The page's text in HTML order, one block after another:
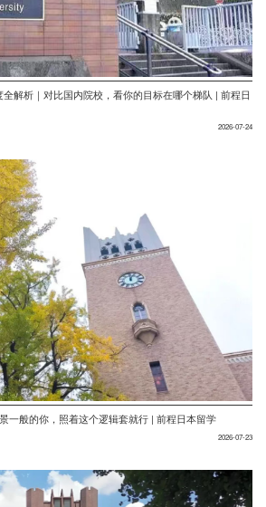
解析｜对比国内院校，看你的目标在哪个梯队 | 前程日
2026-07-24
一般的你，照着这个逻辑套就行 | 前程日本留学
2026-07-23